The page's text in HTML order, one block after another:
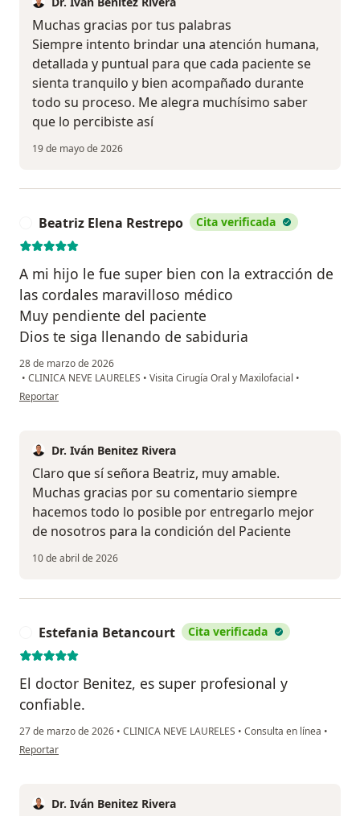
Muchas gracias por tus palabras
Siempre intento brindar una atención humana,
detallada y puntual para que cada paciente se
sienta tranquilo y bien acompañado durante
todo su proceso. Me alegra muchísimo saber
que lo percibiste así
19 de mayo de 2026
Beatriz Elena Restrepo Cita verificada
A mi hijo le fue super bien con la extracción de
las cordales maravilloso médico
Muy pendiente del paciente
Dios te siga llenando de sabiduria
28 de marzo de 2026
• CLINICA NEVE LAURELES • Visita Cirugía Oral y Maxilofacial •
en opinión del usuario Beatriz Elena Restrepo
Reportar
Dr. Iván Benitez Rivera
Claro que sí señora Beatriz, muy amable.
Muchas gracias por su comentario siempre
hacemos todo lo posible por entregarlo mejor
de nosotros para la condición del Paciente
10 de abril de 2026
Estefania Betancourt Cita verificada
El doctor Benitez, es super profesional y
confiable.
27 de marzo de 2026 • CLINICA NEVE LAURELES • Consulta en línea •
en opinión del usuario Estefania Betancourt
Reportar
Dr. Iván Benitez Rivera